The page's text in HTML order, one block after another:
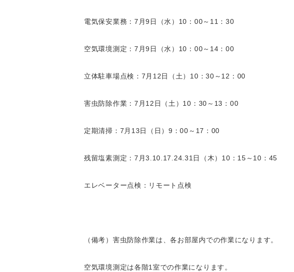
電気保安業務：7月9日（水）10：00～ 11 ：30
空気環境測定：7月9日（水）10：00～ 14 ：00
立体駐車場点検：7月12日（土）10：30～ 12 ：00
害虫防除作業：7月12日（土）10：30～ 13 ：00
定期清掃：7月13日（日）9：00～ 17 ：00
残留塩素測定：7月3.10.17.24.31日（木）10：15～ 10 ：45
エレベーター点検：リモート点検
（備考）害虫防除作業は、各お部屋内での作業になります。
空気環境測定は各階1室での作業になります。